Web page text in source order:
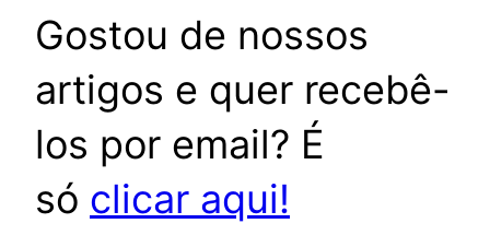
Gostou de nossos
artigos e quer recebê-
los por email? É
só clicar aqui!